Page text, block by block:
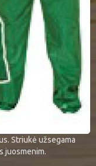
Striukė užsegama
juosmenim.